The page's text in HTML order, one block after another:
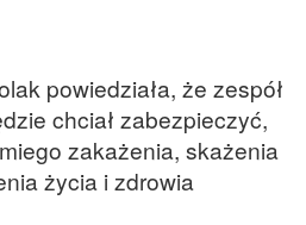
powiedziała, że zespół
chciał zabezpieczyć,
zakażenia, skażenia
życia i zdrowia